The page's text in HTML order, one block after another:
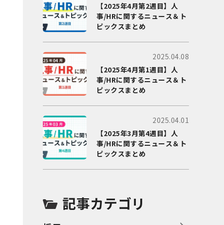
【2025年4月第2週目】人
事/HRに関するニュース＆ト
ピックスまとめ
2025.04.08
【2025年4月第1週目】人
事/HRに関するニュース＆ト
ピックスまとめ
2025.04.01
【2025年3月第4週目】人
事/HRに関するニュース＆ト
ピックスまとめ
記事カテゴリ